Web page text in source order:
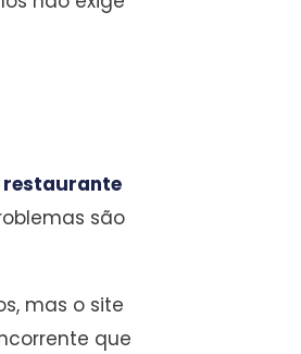
restaurante
são
mas o site
que